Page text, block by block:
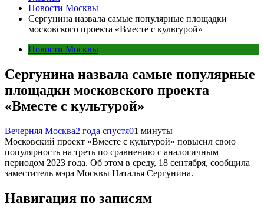
Новости Москвы
Сергунина назвала самые популярные площадки
московского проекта «Вместе с культурой»
Новости Москвы
Сергунина назвала самые популярные
площадки московского проекта
«Вместе с культурой»
Вечерняя Москва2 года спустя01 минуты
Московский проект «Вместе с культурой» повысил свою
популярность на треть по сравнению с аналогичным
периодом 2023 года. Об этом в среду, 18 сентября, сообщила
заместитель мэра Москвы Наталья Сергунина.
Навигация по записям